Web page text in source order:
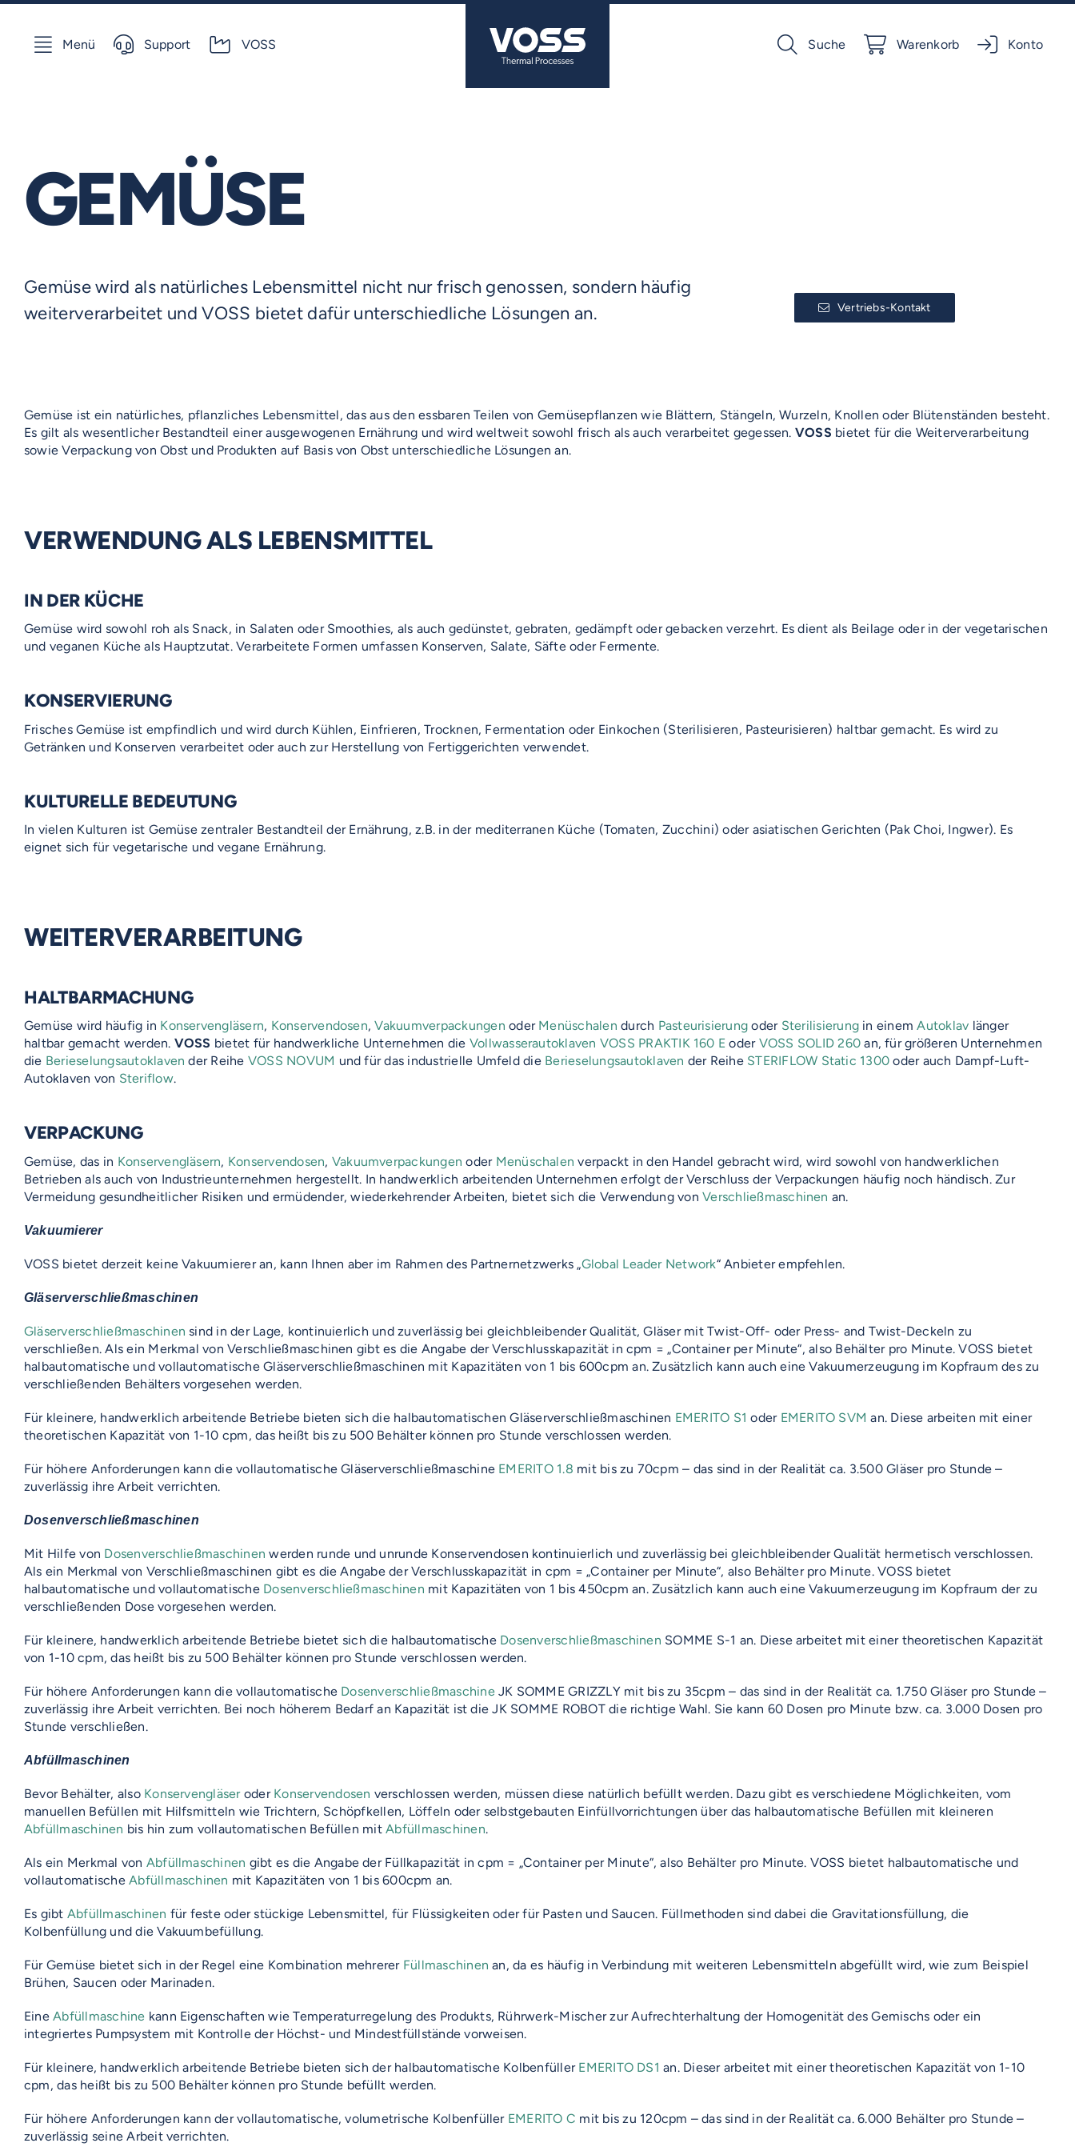
content
Menü Support VOSS Suche Warenkorb Konto
GEMÜSE
Gemüse wird als natürliches Lebensmittel nicht nur frisch genossen, sondern häufig
weiterverarbeitet und VOSS bietet dafür unterschiedliche Lösungen an.
Vertriebs-Kontakt
Gemüse ist ein natürliches, pflanzliches Lebensmittel, das aus den essbaren Teilen von Gemüsepflanzen wie Blättern, Stängeln, Wurzeln, Knollen oder Blütenständen besteht.
Es gilt als wesentlicher Bestandteil einer ausgewogenen Ernährung und wird weltweit sowohl frisch als auch verarbeitet gegessen. VOSS bietet für die Weiterverarbeitung
sowie Verpackung von Obst und Produkten auf Basis von Obst unterschiedliche Lösungen an.
VERWENDUNG ALS LEBENSMITTEL
IN DER KÜCHE
Gemüse wird sowohl roh als Snack, in Salaten oder Smoothies, als auch gedünstet, gebraten, gedämpft oder gebacken verzehrt. Es dient als Beilage oder in der vegetarischen
und veganen Küche als Hauptzutat. Verarbeitete Formen umfassen Konserven, Salate, Säfte oder Fermente.
KONSERVIERUNG
Frisches Gemüse ist empfindlich und wird durch Kühlen, Einfrieren, Trocknen, Fermentation oder Einkochen (Sterilisieren, Pasteurisieren) haltbar gemacht. Es wird zu
Getränken und Konserven verarbeitet oder auch zur Herstellung von Fertiggerichten verwendet.
KULTURELLE BEDEUTUNG
In vielen Kulturen ist Gemüse zentraler Bestandteil der Ernährung, z.B. in der mediterranen Küche (Tomaten, Zucchini) oder asiatischen Gerichten (Pak Choi, Ingwer). Es
eignet sich für vegetarische und vegane Ernährung.
WEITERVERARBEITUNG
HALTBARMACHUNG
Gemüse wird häufig in Konservengläsern, Konservendosen,Vakuumverpackungen oder Menüschalen durch Pasteurisierung oder Sterilisierung in einemAutoklav länger
haltbar gemacht werden. VOSS bietet für handwerkliche Unternehmen die Vollwasserautoklaven VOSS PRAKTIK 160 E oder VOSS SOLID 260 an, für größeren Unternehmen
die Berieselungsautoklaven der Reihe VOSS NOVUM und für das industrielle Umfeld die Berieselungsautoklaven der Reihe STERIFLOW Static 1300 oder auch Dampf-Luft-
Autoklaven von Steriflow.
VERPACKUNG
Gemüse, das in Konservengläsern, Konservendosen, Vakuumverpackungen oder Menüschalen verpackt in den Handel gebracht wird, wird sowohl von handwerklichen
Betrieben als auch von Industrieunternehmen hergestellt. In handwerklich arbeitenden Unternehmen erfolgt der Verschluss der Verpackungen häufig noch händisch. Zur
Vermeidung gesundheitlicher Risiken und ermüdender, wiederkehrender Arbeiten, bietet sich die Verwendung vonVerschließmaschinen an.
Vakuumierer
VOSS bietet derzeit keine Vakuumierer an, kann Ihnen aber im Rahmen des Partnernetzwerks „Global Leader Network“ Anbieter empfehlen.
Gläserverschließmaschinen
Gläserverschließmaschinen sind in der Lage, kontinuierlich und zuverlässig bei gleichbleibender Qualität, Gläser mit Twist-Off- oder Press- and Twist-Deckeln zu
verschließen. Als ein Merkmal von Verschließmaschinen gibt es die Angabe der Verschlusskapazität in cpm = „Container per Minute“, also Behälter pro Minute. VOSS bietet
halbautomatische und vollautomatische Gläserverschließmaschinen mit Kapazitäten von 1 bis 600cpm an. Zusätzlich kann auch eine Vakuumerzeugung im Kopfraum des zu
verschließenden Behälters vorgesehen werden.
Für kleinere, handwerklich arbeitende Betriebe bieten sich die halbautomatischen Gläserverschließmaschinen EMERITO S1 oder EMERITO SVM an. Diese arbeiten mit einer
theoretischen Kapazität von 1-10 cpm, das heißt bis zu 500 Behälter können pro Stunde verschlossen werden.
Für höhere Anforderungen kann die vollautomatische Gläserverschließmaschine EMERITO 1.8 mit bis zu 70cpm – das sind in der Realität ca. 3.500 Gläser pro Stunde –
zuverlässig ihre Arbeit verrichten.
Dosenverschließmaschinen
Mit Hilfe von Dosenverschließmaschinen werden runde und unrunde Konservendosen kontinuierlich und zuverlässig bei gleichbleibender Qualität hermetisch verschlossen.
Als ein Merkmal von Verschließmaschinen gibt es die Angabe der Verschlusskapazität in cpm = „Container per Minute“, also Behälter pro Minute. VOSS bietet
halbautomatische und vollautomatische Dosenverschließmaschinen mit Kapazitäten von 1 bis 450cpm an. Zusätzlich kann auch eine Vakuumerzeugung im Kopfraum der zu
verschließenden Dose vorgesehen werden.
Für kleinere, handwerklich arbeitende Betriebe bietet sich die halbautomatische Dosenverschließmaschinen SOMME S-1 an. Diese arbeitet mit einer theoretischen Kapazität
von 1-10 cpm, das heißt bis zu 500 Behälter können pro Stunde verschlossen werden.
Für höhere Anforderungen kann die vollautomatische DosenverschließmaschineJK SOMME GRIZZLY mit bis zu 35cpm – das sind in der Realität ca. 1.750 Gläser pro Stunde –
zuverlässig ihre Arbeit verrichten. Bei noch höherem Bedarf an Kapazität ist die JK SOMME ROBOT die richtige Wahl. Sie kann 60 Dosen pro Minute bzw. ca. 3.000 Dosen pro
Stunde verschließen.
Abfüllmaschinen
Bevor Behälter, also Konservengläseroder Konservendosen verschlossen werden, müssen diese natürlich befüllt werden. Dazu gibt es verschiedene Möglichkeiten, vom
manuellen Befüllen mit Hilfsmitteln wie Trichtern, Schöpfkellen, Löffeln oder selbstgebauten Einfüllvorrichtungen über das halbautomatische Befüllen mit kleineren
Abfüllmaschinen bis hin zum vollautomatischen Befüllen mitAbfüllmaschinen.
Als ein Merkmal von Abfüllmaschinen gibt es die Angabe der Füllkapazität in cpm = „Container per Minute“, also Behälter pro Minute. VOSS bietet halbautomatische und
vollautomatischeAbfüllmaschinen mit Kapazitäten von 1 bis 600cpm an.
Es gibt Abfüllmaschinen für feste oder stückige Lebensmittel, für Flüssigkeiten oder für Pasten und Saucen. Füllmethoden sind dabei die Gravitationsfüllung, die
Kolbenfüllung und die Vakuumbefüllung.
Für Gemüse bietet sich in der Regel eine Kombination mehrerer Füllmaschinen an, da es häufig in Verbindung mit weiteren Lebensmitteln abgefüllt wird, wie zum Beispiel
Brühen, Saucen oder Marinaden.
EineAbfüllmaschine kann Eigenschaften wie Temperaturregelung des Produkts, Rührwerk-Mischer zur Aufrechterhaltung der Homogenität des Gemischs oder ein
integriertes Pumpsystem mit Kontrolle der Höchst- und Mindestfüllstände vorweisen.
Für kleinere, handwerklich arbeitende Betriebe bieten sich der halbautomatische Kolbenfüller EMERITO DS1 an. Dieser arbeitet mit einer theoretischen Kapazität von 1-10
cpm, das heißt bis zu 500 Behälter können pro Stunde befüllt werden.
Für höhere Anforderungen kann der vollautomatische, volumetrische Kolbenfüller EMERITO C mit bis zu 120cpm – das sind in der Realität ca. 6.000 Behälter pro Stunde –
zuverlässig seine Arbeit verrichten.
EMERITO-MODELLE
Gläserverschließmaschinen
Reinigungssysteme
STERIFLOW-MODELLE
STATIC
VOSS-MODELLE
NOVUM
SOLID
PRAKTIK
UNIVERSAL
Direktvermarkter
Technologie-Übersicht